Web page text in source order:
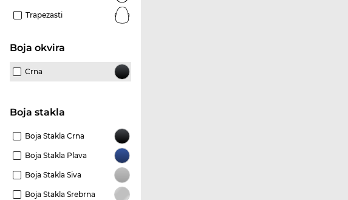
Trapezasti
boja okvira
Crna
Boja stakla
Boja Stakla Crna
Boja Stakla Plava
Boja Stakla Siva
Boja Stakla Srebrna